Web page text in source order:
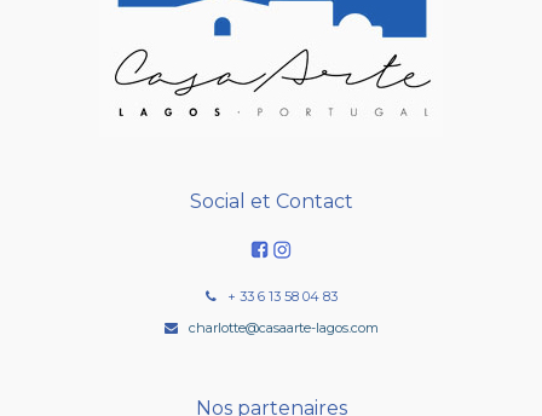
Social et Contact
+ 33 6 13 58 04 83
charlotte@casaarte-lagos.com
Nos partenaires